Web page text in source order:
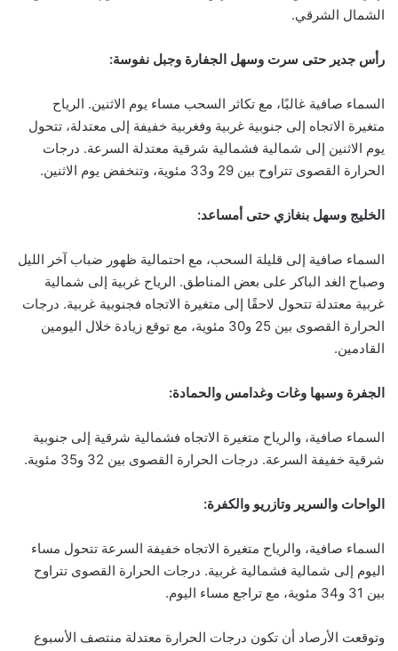
الشمال الشرقي.
رأس جدير حتى سرت وسهل الجفارة وجبل نفوسة:
السماء صافية غالبًا، مع تكاثر السحب مساء يوم الاثنين. الرياح
متغيرة الاتجاه إلى جنوبية غربية وفغربية خفيفة إلى معتدلة، تتحول
يوم الاثنين إلى شمالية فشمالية شرقية معتدلة السرعة. درجات
الحرارة القصوى تتراوح بين 29 و33 مئوية، وتنخفض يوم الاثنين.
الخليج وسهل بنغازي حتى أمساعد:
السماء صافية إلى قليلة السحب، مع احتمالية ظهور ضباب آخر الليل
وصباح الغد الباكر على بعض المناطق. الرياح غربية إلى شمالية
غربية معتدلة تتحول لاحقًا إلى متغيرة الاتجاه فجنوبية غربية. درجات
الحرارة القصوى بين 25 و30 مئوية، مع توقع زيادة خلال اليومين
القادمين.
الجفرة وسبها وغات وغدامس والحمادة:
السماء صافية، والرياح متغيرة الاتجاه فشمالية شرقية إلى جنوبية
شرقية خفيفة السرعة. درجات الحرارة القصوى بين 32 و35 مئوية.
الواحات والسرير وتازريو والكفرة:
السماء صافية، والرياح متغيرة الاتجاه خفيفة السرعة تتحول مساء
اليوم إلى شمالية فشمالية غربية. درجات الحرارة القصوى تتراوح
بين 31 و34 مئوية، مع تراجع مساء اليوم.
وتوقعت الأرصاد أن تكون درجات الحرارة معتدلة منتصف الأسبوع